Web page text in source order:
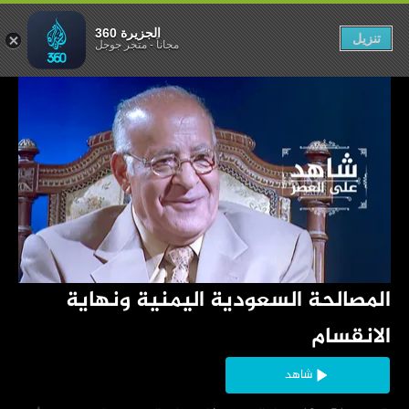
الانقسام
شاهد
الانقسام
الجزيرة 360
مجاناً-متجر جوجل تنزيل